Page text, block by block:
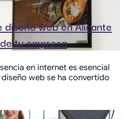
diseño web en Alicante
tu empresa
en internet es esencial
web se ha convertido